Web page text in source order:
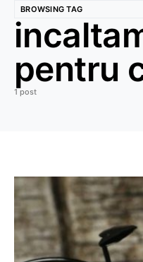
BROWSING TAG
pentru
1 post